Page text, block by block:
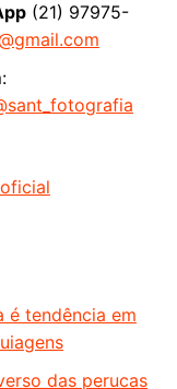
(21) 97975-
:
é tendência em
das perucas